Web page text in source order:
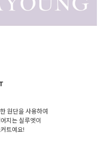
원단을 사용하여
지는 실루엣이
트예요!